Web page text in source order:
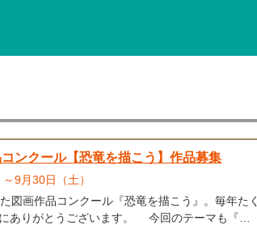
ンクール【恐竜を描こう】作品募集
9月30日（土）
図画作品コンクール『恐竜を描こう』。毎年たく
うございます。 今回のテーマも『自